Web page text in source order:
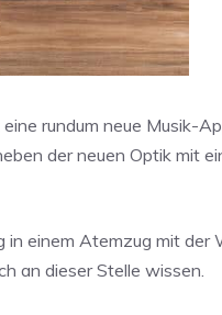
rundum neue Musik-
der neuen Optik mit
einem Atemzug mit
an dieser Stelle wissen.